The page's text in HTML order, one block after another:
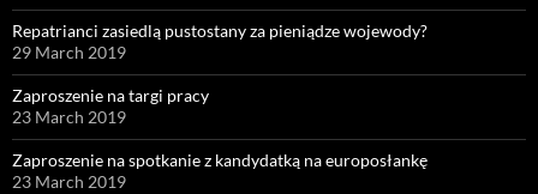
Repatrianci zasiedlą pustostany za pieniądze wojewody?
29 March 2019
Zaproszenie na targi pracy
23 March 2019
Zaproszenie na spotkanie z kandydatką na europosłankę
23 March 2019